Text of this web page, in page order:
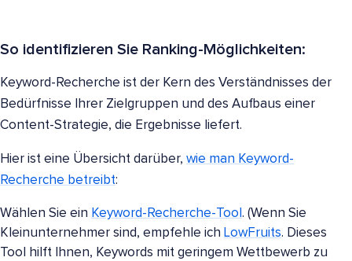
So identifizieren Sie Ranking-Möglichkeiten:
Keyword-Recherche ist der Kern des Verständnisses der
Bedürfnisse Ihrer Zielgruppen und des Aufbaus einer
Content-Strategie, die Ergebnisse liefert.
Hier ist eine Übersicht darüber, wie man Keyword-
Recherche betreibt:
Wählen Sie ein Keyword-Recherche-Tool . (Wenn Sie
Kleinunternehmer sind, empfehle ich LowFruits. Dieses
Tool hilft Ihnen, Keywords mit geringem Wettbewerb zu